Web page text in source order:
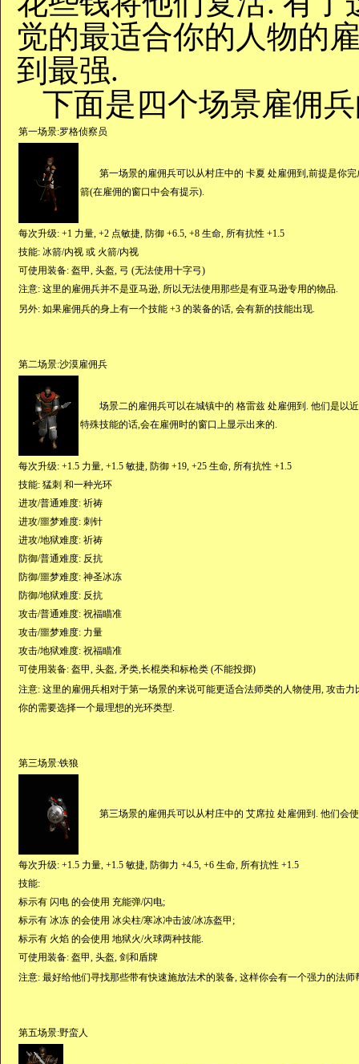
觉的最适合你的人物的
到最强.
下面是四个场景雇佣
第一场景:罗格侦察员
第一场景的雇佣兵可以从村庄中的 卡夏 处雇佣到,前提是你完
箭(在雇佣的窗口中会有提示).
每次升级: +1 力量, +2 点敏捷, 防御 +6.5, +8 生命, 所有抗性 +1.5
技能: 冰箭/内视 或 火箭/内视
可使用装备: 盔甲, 头盔, 弓 (无法使用十字弓)
注意: 这里的雇佣兵并不是亚马逊, 所以无法使用那些是有亚马逊专用的物品.
另外: 如果雇佣兵的身上有一个技能 +3 的装备的话, 会有新的技能出现.
第二场景:沙漠雇佣兵
场景二的雇佣兵可以在城镇中的 格雷兹 处雇佣到. 他们是以近
特殊技能的话,会在雇佣时的窗口上显示出来的.
每次升级: +1.5 力量, +1.5 敏捷, 防御 +19, +25 生命, 所有抗性 +1.5
技能: 猛刺 和一种光环
进攻/普通难度: 祈祷
进攻/噩梦难度: 刺针
进攻/地狱难度: 祈祷
防御/普通难度: 反抗
防御/噩梦难度: 神圣冰冻
防御/地狱难度: 反抗
攻击/普通难度: 祝福瞄准
攻击/噩梦难度: 力量
攻击/地狱难度: 祝福瞄准
可使用装备: 盔甲, 头盔, 矛类,长棍类和标枪类 (不能投掷)
注意: 这里的雇佣兵相对于第一场景的来说可能更适合法师类的人物使用, 攻击
你的需要选择一个最理想的光环类型.
第三场景:铁狼
第三场景的雇佣兵可以从村庄中的 艾席拉 处雇佣到. 他们会
每次升级: +1.5 力量, +1.5 敏捷, 防御力 +4.5, +6 生命, 所有抗性 +1.5
技能:
标示有 闪电 的会使用 充能弹/闪电;
标示有 冰冻 的会使用 冰尖柱/寒冰冲击波/冰冻盔甲;
标示有 火焰 的会使用 地狱火/火球两种技能.
可使用装备: 盔甲, 头盔, 剑和盾牌
注意: 最好给他们寻找那些带有快速施放法术的装备, 这样你会有一个强力的法师
第五场景:野蛮人